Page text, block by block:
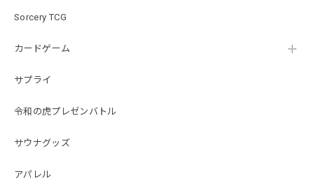
Sorcery TCG
カードゲーム
サプライ
令和の虎プレゼンバトル
サウナグッズ
アパレル